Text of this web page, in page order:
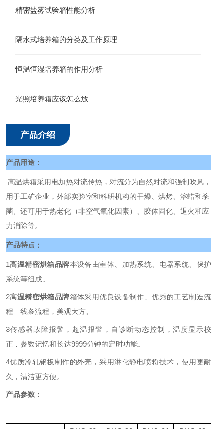
精密盐雾试验箱性能分析
隔水式培养箱的分类及工作原理
恒温恒湿培养箱的作用分析
光照培养箱应该怎么放
产品介绍
产品用途：
高温烘箱采用电加热对流传热，对流分为自然对流和强制吹风，
用于工矿企业，外部实验室和科研机构的干燥、烘烤、溶蜡和杀
菌。还可用于热老化（非空气氧化因素）、胶体固化、退火和应
力消除等。
产品特点：
1高温精密烘箱品牌本设备由室体、加热系统、电器系统、保护
系统等组成。
2高温精密烘箱品牌箱体采用优良设备制作、优秀的工艺制造流
程、线条流程，美观大方。
3传感器故障报警，超温报警，自诊断动态控制，温度显示校
正，参数记忆和长达9999分钟的定时功能。
4优质冷轧钢板制作的外壳，采用淋化静电喷粉技术，使用更耐
久，清洁更方便。
产品参数：